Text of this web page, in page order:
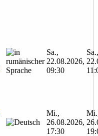
Sa.,
22.08.2026,
09:30
Sa.,
Mi.,
26.08.2026,
17:30